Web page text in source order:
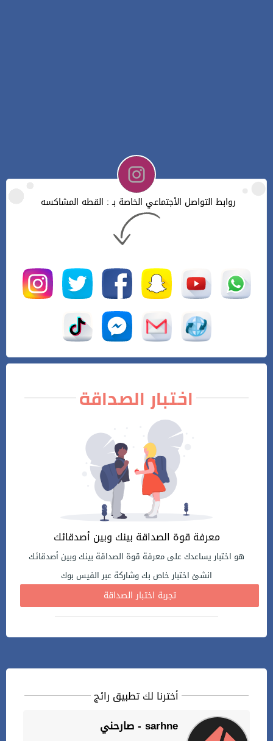
روابط التواصل الأجتماعي الخاصة بـ : القطه المشاكسه
اختبار الصداقة
معرفة قوة الصداقة بينك وبين أصدقائك
هو اختبار يساعدك على معرفة قوة الصداقة بينك وبين أصدقائك
انشئ اختبار خاص بك وشاركة عبر الفيس بوك
تجربة اختبار الصداقة
أخترنا لك تطبيق رائج
صارحني - sarhne